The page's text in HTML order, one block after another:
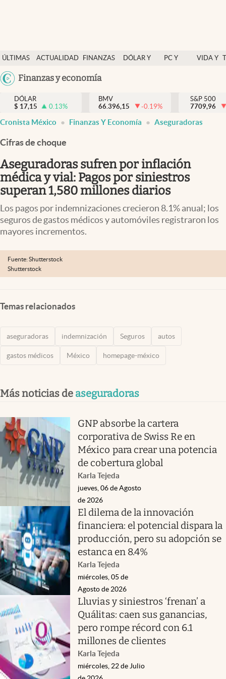
ÚLTIMAS
NOTICIAS
ACTUALIDAD
FINANZAS
DÓLAR Y
PC Y
VIDA Y
México
USA
Finanzas y economía
Actualidad
Finanzas y economía
Dólar y mercados
Pc y celular
Vida y estilo
Tv
Clima
Espiritualidad
Mediakit
DÓLAR
$ 17,15 0.13%
BMV
66.396,15
-0.19%
S&P 500
7709,96
Cronista México Finanzas Y Economía Aseguradoras
Cifras de choque
Aseguradoras sufren por inflación
médica y vial: Pagos por siniestros
superan 1,580 millones diarios
Los pagos por indemnizaciones crecieron 8.1% anual; los
seguros de gastos médicos y automóviles registraron los
mayores incrementos.
Fuente: Shutterstock
Shutterstock
Temas relacionados
aseguradoras indemnización Seguros autos
gastos médicos México homepage-méxico
Más noticias de aseguradoras
GNP absorbe la cartera
corporativa de Swiss Re en
México para crear una potencia
de cobertura global
Karla Tejeda
jueves, 06 de Agosto
de 2026
El dilema de la innovación
financiera: el potencial dispara la
producción, pero su adopción se
estanca en 8.4%
Karla Tejeda
miércoles, 05 de
Agosto de 2026
Lluvias y siniestros ‘frenan’ a
Quálitas: caen sus ganancias,
pero rompe récord con 6.1
millones de clientes
Karla Tejeda
miércoles, 22 de Julio